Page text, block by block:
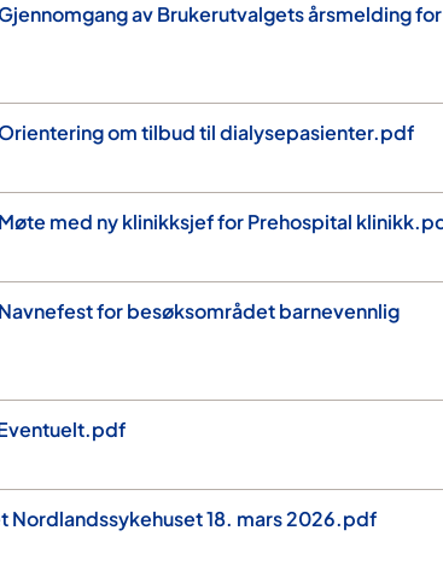
av Brukerutvalgets årsmelding for
om tilbud til dialysepasienter.pdf
med ny klinikksjef for Prehospital
for besøksområdet barnevennlig
Nordlandssykehuset 18. mars 2026.pdf